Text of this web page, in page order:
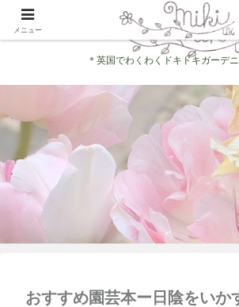
＊英国でわくわくドキドキガーデニ
おすすめ園芸本ー日陰をいか
メニュー